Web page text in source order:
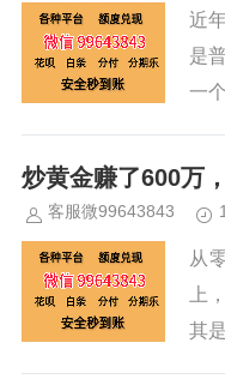
近
是
一
宏
联
炒黄金赚了600万
客服微99643843
从
上
其